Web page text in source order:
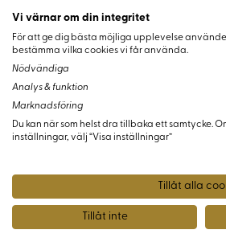
Färg och Prover
För optimal färgupplevelse,
ljusförhållanden.
Producerad i Indien för Korps
Vi värnar om din integritet
För att ge dig bästa möjliga upplevelse
bestämma vilka cookies vi får använda.
Nödvändiga
Analys & funktion
Marknadsföring
Du kan när som helst dra tillbaka ett samtycke.
inställningar, välj “Visa inställningar”
Tillåt alla
Tillåt inte